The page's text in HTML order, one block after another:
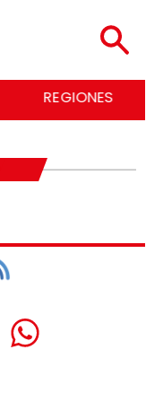
REGIONES